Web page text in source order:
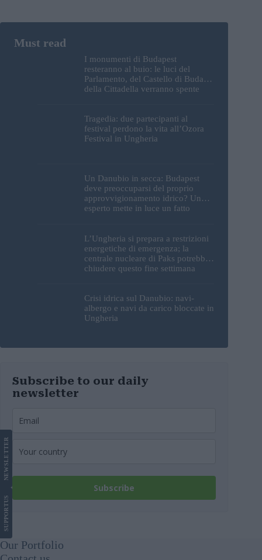
I monumenti di Budapest
resteranno al buio: le luci del
Parlamento, del Castello di Buda e
della Cittadella verranno spente
Tragedia: due partecipanti al
festival perdono la vita all’Ozora
Festival in Ungheria
Un Danubio in secca: Budapest
deve preoccuparsi del proprio
approvvigionamento idrico? Un
esperto mette in luce un fatto
L’Ungheria si prepara a restrizioni
energetiche di emergenza; la
centrale nucleare di Paks potrebbe
chiudere questo fine settimana
Crisi idrica sul Danubio: navi-
albergo e navi da carico bloccate in
Ungheria
Subscribe to our daily
newsletter
Subscribe
SUPPORT
US
NEWS
LETTER
Our Portfolio